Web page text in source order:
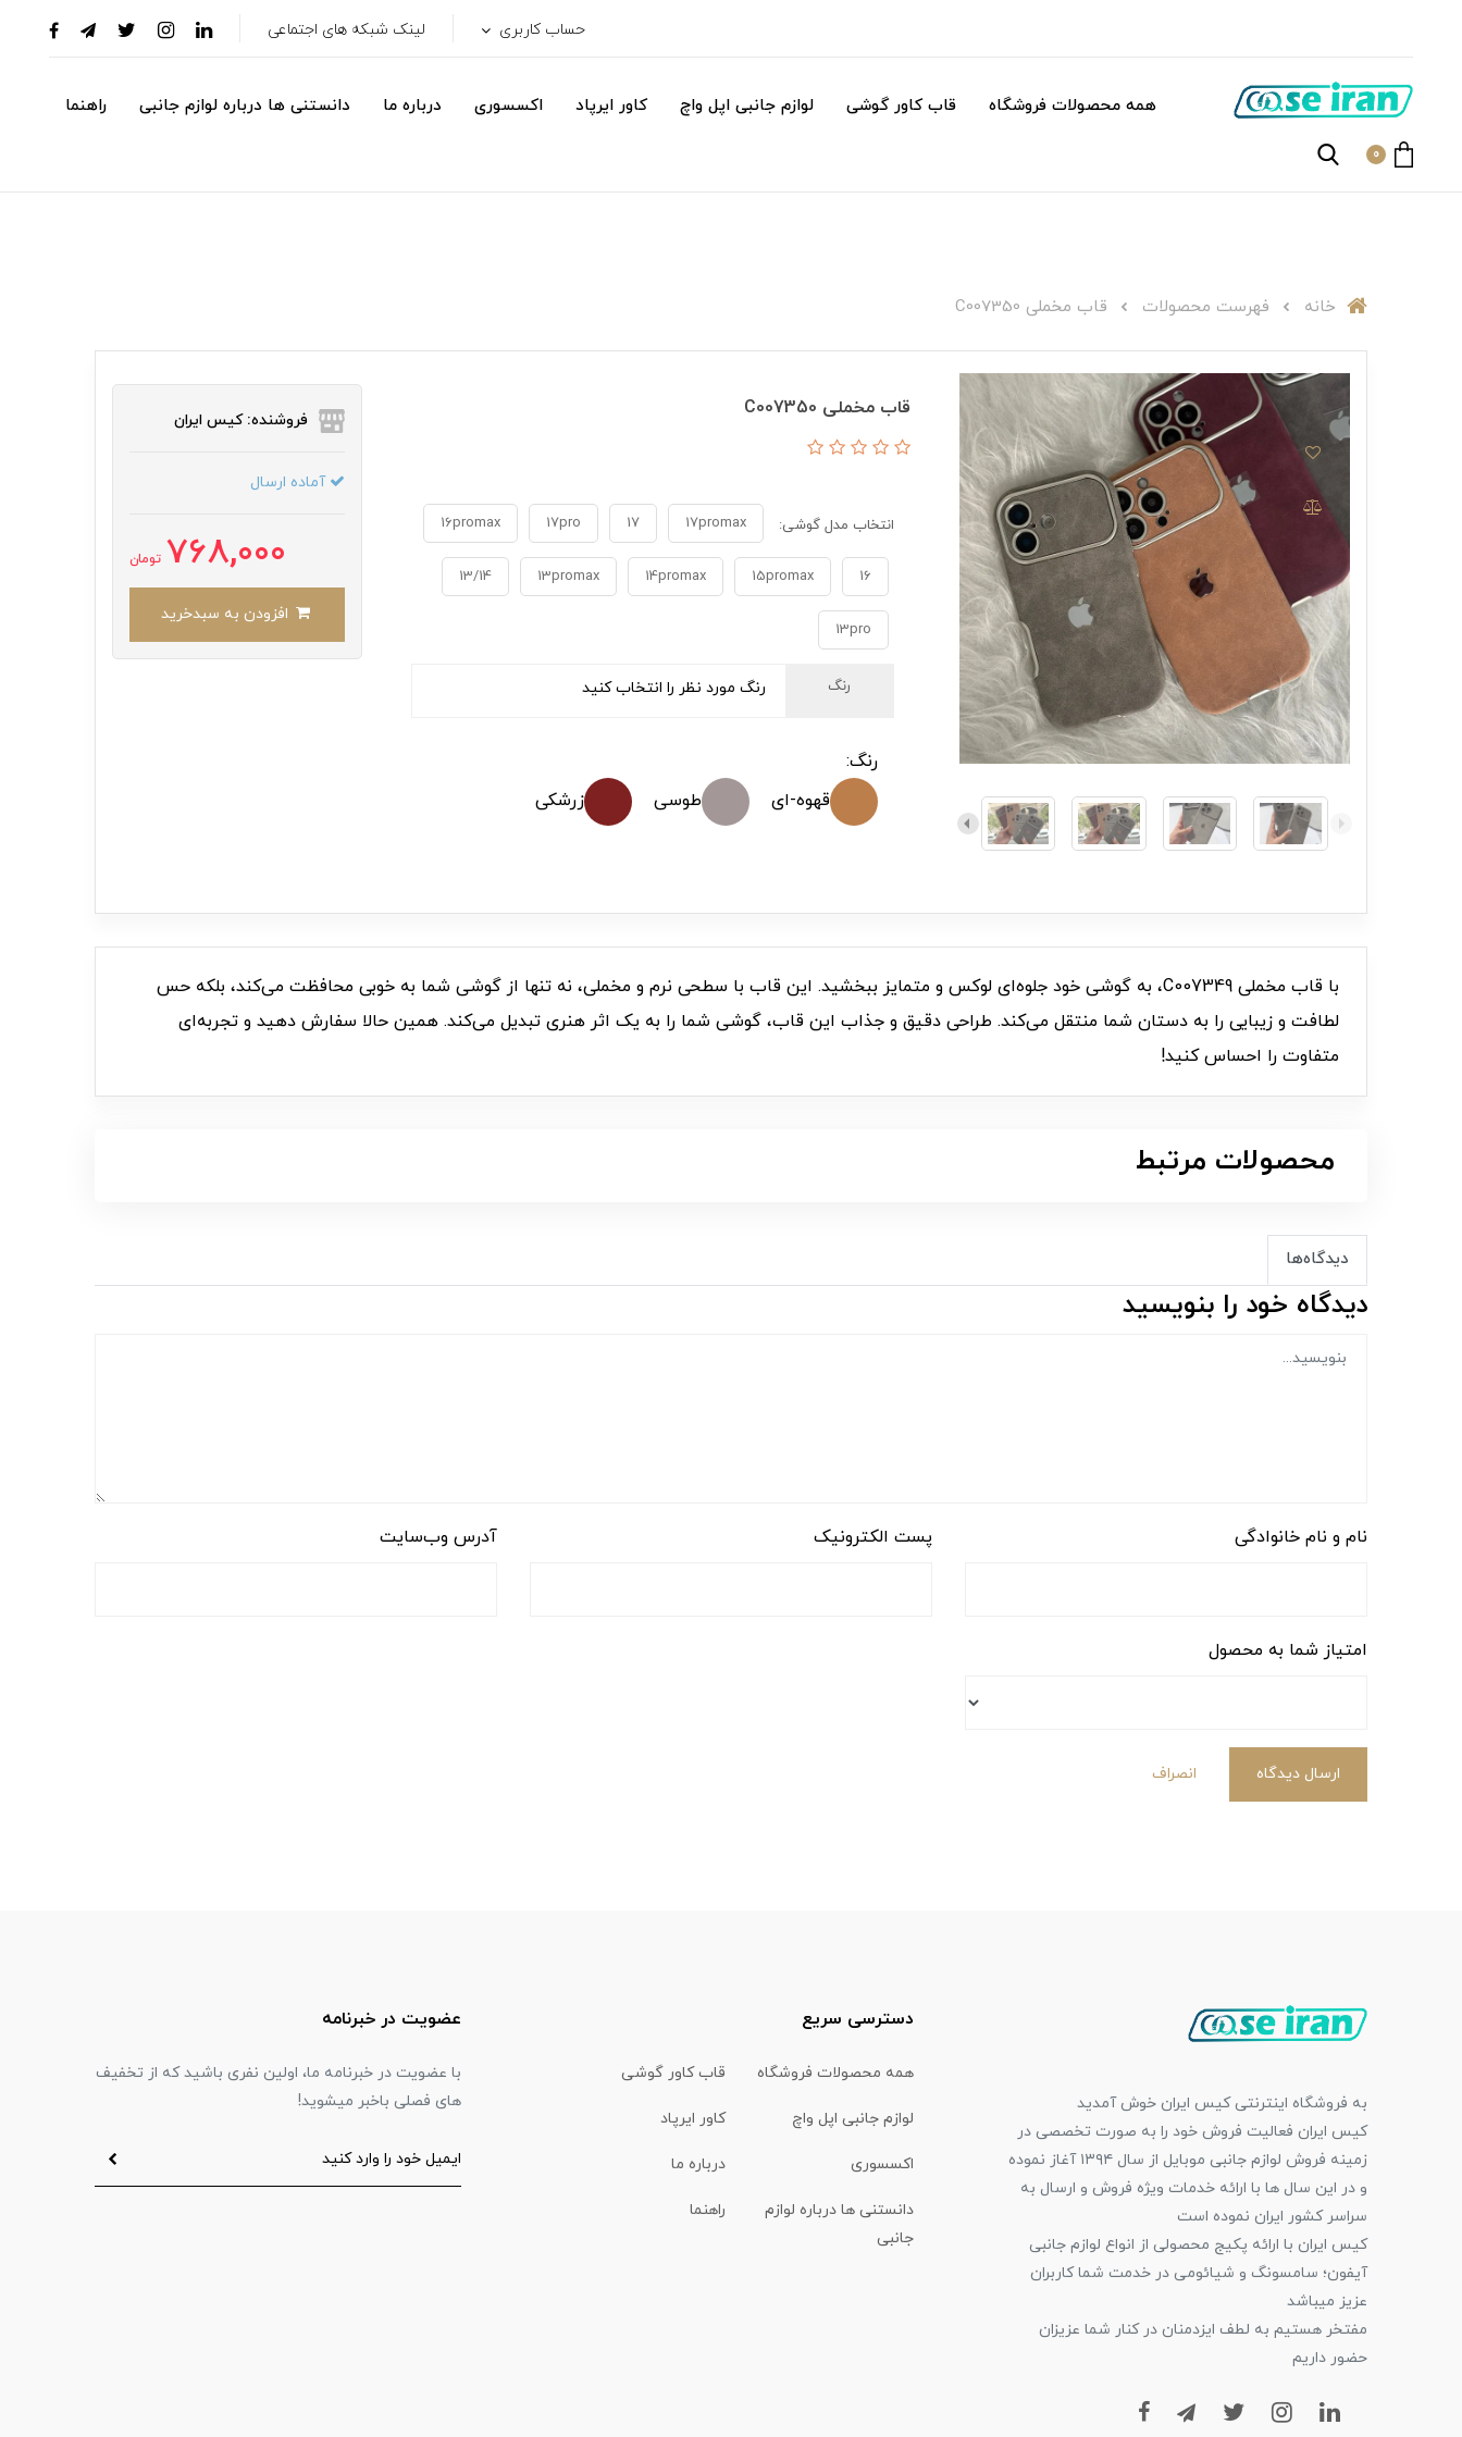
حساب کاربری لینک شبکه های اجتماعی
همه محصولات فروشگاه قاب کاور گوشی لوازم جانبی اپل واچ کاور ایرپاد اکسسوری درباره ما دانستنی ها درباره لوازم جانبی راهنما
0
خانه فهرست محصولات قاب مخملی C007350
قاب مخملی C007350
انتخاب مدل گوشی: 17promax
17
17pro
16promax
16
15promax
14promax
13promax
13/14
13pro
رنگ رنگ مورد نظر را انتخاب کنید
رنگ:
قهوه-ای
طوسی زرشکی
فروشنده: کیس ایران
آماده ارسال
768,000 تومان
با قاب مخملی C007349، به گوشی خود جلوه‌ای لوکس و متمایز ببخشید. این قاب با سطحی نرم و مخملی، نه تنها از گوشی شما به خوبی محافظت می‌کند، بلکه حس
لطافت و زیبایی را به دستان شما منتقل می‌کند. طراحی دقیق و جذاب این قاب، گوشی شما را به یک اثر هنری تبدیل می‌کند. همین حالا سفارش دهید و تجربه‌ای
متفاوت را احساس کنید!
محصولات مرتبط
دیدگاه‌ها
دیدگاه خود را بنویسید
نام و نام خانوادگی پست الکترونیک آدرس وب‌سایت
امتیاز شما به محصول
ارسال دیدگاه انصراف
به فروشگاه اینترنتی کیس ایران خوش آمدید
کیس ایران فعالیت فروش خود را به صورت تخصصی در
زمینه فروش لوازم جانبی موبایل از سال ۱۳۹۴ آغاز نموده
و در این سال ها با ارائه خدمات ویژه فروش و ارسال به
سراسر کشور ایران نموده است
کیس ایران با ارائه پکیج محصولی از انواع لوازم جانبی
آیفون؛ سامسونگ و شیائومی در خدمت شما کاربران
عزیز میباشد
مفتخر هستیم به لطف ایزدمنان در کنار شما عزیزان
حضور داریم
دسترسی سریع
همه محصولات فروشگاه قاب کاور گوشی
لوازم جانبی اپل واچ کاور ایرپاد
اکسسوری درباره ما
دانستنی ها درباره لوازم
جانبی
راهنما
عضویت در خبرنامه
با عضویت در خبرنامه ما، اولین نفری باشید که از تخفیف
های فصلی باخبر میشوید!